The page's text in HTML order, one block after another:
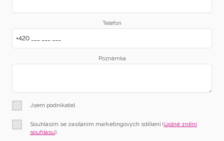
Telefon
Poznámka
Jsem podnikatel
Souhlasím se zasíláním marketingových sdělení (úplné znění
souhlasu).